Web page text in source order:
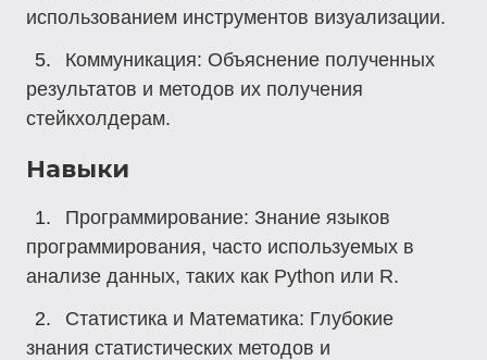
использованием инструментов визуализации.
Коммуникация: Объяснение полученных
результатов и методов их получения
стейкхолдерам.
Навыки
Программирование: Знание языков
программирования, часто используемых в
анализе данных, таких как Python или R.
Статистика и Математика: Глубокие
знания статистических методов и